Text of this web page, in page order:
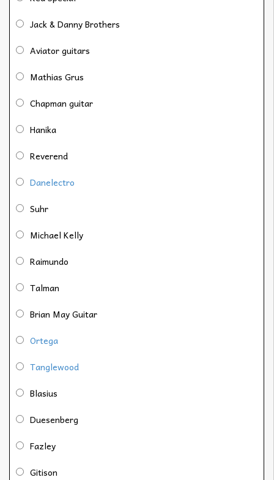
Jack & Danny Brothers
Aviator guitars
Mathias Grus
Chapman guitar
Hanika
Reverend
Danelectro
Suhr
Michael Kelly
Raimundo
Talman
Brian May Guitar
Ortega
Tanglewood
Blasius
Duesenberg
Fazley
Gitison